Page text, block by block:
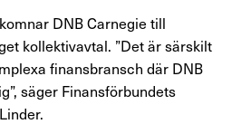
Demokratifrågor
Nationella samarbeten
DNB Carnegie till
kollektivavtal. ”Det är särskilt
finansbransch där DNB
säger Finansförbundets